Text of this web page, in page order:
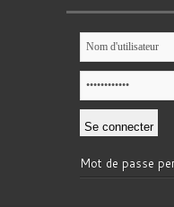
Mot de passe